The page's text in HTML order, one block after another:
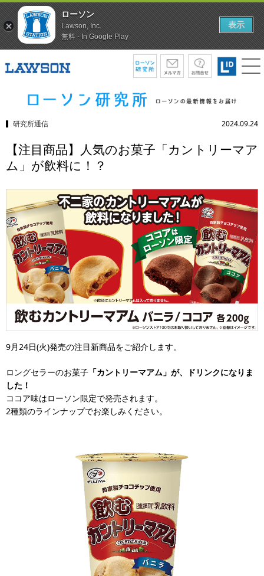
研究所通信 2024.09.24
【注目商品】人気のお菓子「カントリーマア
ム」が飲料に！？
9月24日(火)発売の注目新商品をご紹介します。
ロングセラーのお菓子 「カントリーマアム」が、ドリンクになりま
した！
ココア味はローソン限定で発売されます。
2種類のラインナップでお楽しみください。
ローソン
Lawson, Inc.
無料 - In Google Play
表示